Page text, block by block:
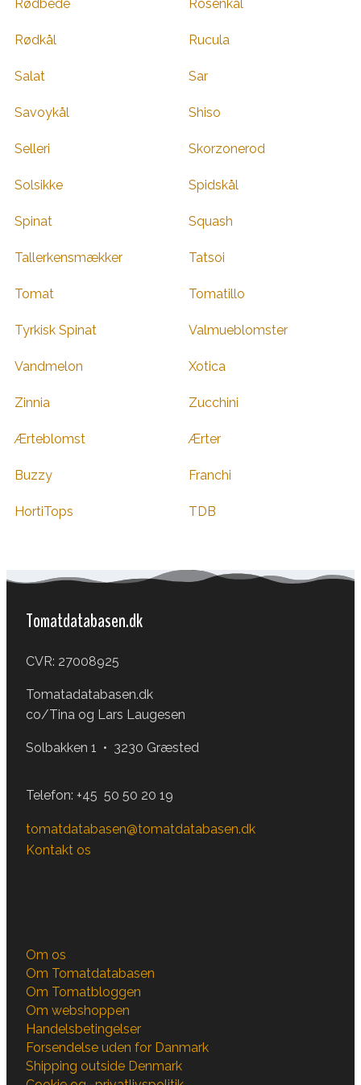
Rødbede Rosenkål
Rødkål Rucula
Salat Sar
Savoykål Shiso
Selleri Skorzonerod
Solsikke Spidskål
Spinat Squash
Tallerkensmækker Tatsoi
Tomat Tomatillo
Tyrkisk Spinat Valmueblomster
Vandmelon Xotica
Zinnia Zucchini
Ærteblomst Ærter
Buzzy Franchi
HortiTops TDB
Tomatdatabasen.dk
CVR: 27008925
Tomatadatabasen.dk
co/Tina og Lars Laugesen
Solbakken 1 • 3230 Græsted
Telefon: +45 50 50 20 19
tomatdatabasen@tomatdatabasen.dk
Kontakt os
Om os
Om Tomatdatabasen
Om Tomatbloggen
Om webshoppen
Handelsbetingelser
Forsendelse uden for Danmark
Shipping outside Denmark